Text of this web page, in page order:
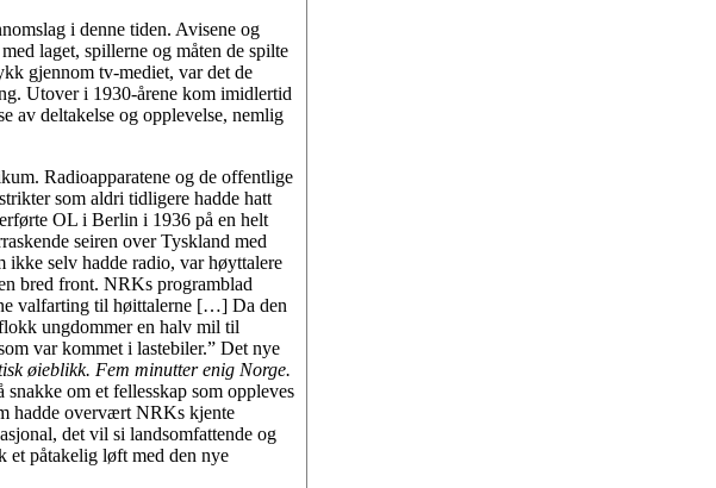
i denne tiden. Avisene og
laget, spillerne og måten de spilte
gjennom tv-mediet, var det de
Utover i 1930-årene kom imidlertid
av deltakelse og opplevelse, nemlig
Radioapparatene og de offentlige
som aldri tidligere hadde hatt
OL i Berlin i 1936 på en helt
seiren over Tyskland med
ikke selv hadde radio, var høyttalere
bred front. NRKs programblad
valfarting til høittalerne […] Da den
ungdommer en halv mil til
var kommet i lastebiler.” Det nye
øieblikk. Fem minutter enig Norge.
snakke om et fellesskap som oppleves
hadde overvært NRKs kjente
det vil si landsomfattende og
påtakelig løft med den nye